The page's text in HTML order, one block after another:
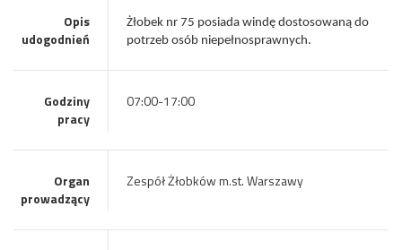
Opis
udogodnień
Żłobek nr 75 posiada windę dostosowaną do
potrzeb osób niepełnosprawnych.
Godziny
pracy
07:00-17:00
Organ
prowadzący
Zespół Żłobków m.st. Warszawy